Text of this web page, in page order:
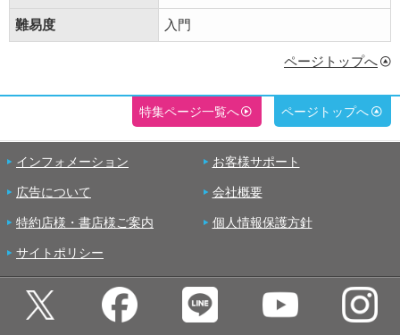
難易度 入門
ページトップへ
特集ページ一覧へ ページトップへ
インフォメーション お客様サポート
広告について 会社概要
特約店様・書店様ご案内 個人情報保護方針
サイトポリシー